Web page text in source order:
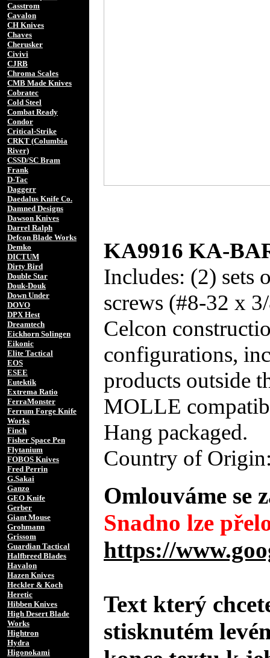
Casstrom
Cavalon
CH Knives
Chaves
Cherusker
Civivi
CJRB
Chroma Scales
CMB Made Knives
Cobratec
Cold Steel
Combat Ready
Condor
Critical-Strike
CRKT (Columbia
River)
CSSD/SC Bram
Frank
D-Tac
Daggerr
Daedalus Knife Co.
Damned Designs
Dawson Knives
Darrel Ralph
Defcon Blade Works
Demko
DICTUM
Dirty Bird
Double Star
Douk-Douk
Down Under
DOVO
DPX Hest
Dreamtech
Eickhorn Solingen
Eikonic
Elite Tactical
EOS
ESEE
Eutektik
Extrema Ratio
FerraMonster
Ferrum Forge Knife
Works
Finch
Fisher Space Pen
Flytanium
FOBOS Knives
Fred Perrin
G.Sakai
Ganzo
GEO Knife
Gerber
Giant Mouse
Grohmann
Grissom
Guardian Tactical
Halfbreed Blades
Havalon
Hazen Knives
Heckler & Koch
Heretic
Hibben Knives
High Desert Blade
Works
Hightron
Hydra
Higonokami
KA9916 KA-
Includes: (2) sets
screws (#8-32 x
Celcon
configurations,
products outside
MOLLE
Hang packaged.
Country of
Omlouváme se
Snadno lze
https://
Text který
stisknutém